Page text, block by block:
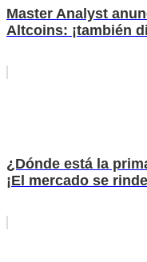
Master Analyst
Altcoins: ¡también
¿Dónde está la
¡El mercado se